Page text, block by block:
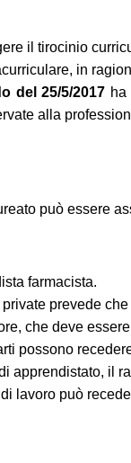
il tirocinio
in
del 25/5/2017 ha
alla
può essere
farmacista.
prevede
che deve
possono
apprendistato, il
lavoro può